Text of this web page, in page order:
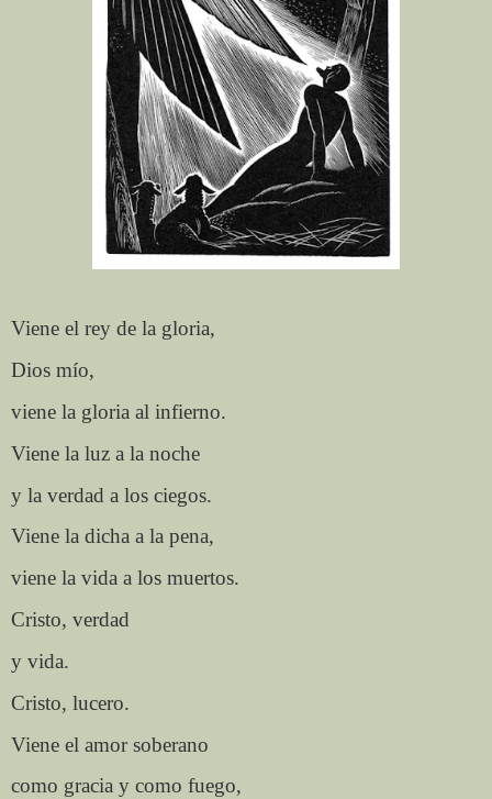
Viene el rey de la gloria,
Dios mío,
viene la gloria al infierno.
Viene la luz a la noche
y la verdad a los ciegos.
Viene la dicha a la pena,
viene la vida a los muertos.
Cristo, verdad
y vida.
Cristo, lucero.
Viene el amor soberano
como gracia y como fuego,